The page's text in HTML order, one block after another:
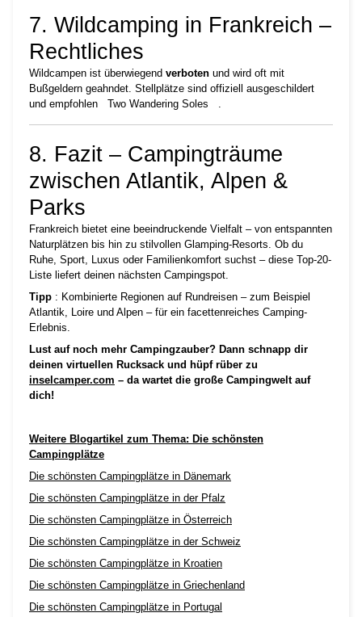
7. Wildcamping in Frankreich –
Rechtliches
Wildcampen ist überwiegend verboten und wird oft mit
Bußgeldern geahndet. Stellplätze sind offiziell ausgeschildert
und empfohlen
Two Wandering Soles
8. Fazit – Campingträume
zwischen Atlantik, Alpen &
Parks
Frankreich bietet eine beeindruckende Vielfalt – von entspannten
Naturplätzen bis hin zu stilvollen Glamping-Resorts. Ob du
Ruhe, Sport, Luxus oder Familienkomfort suchst – diese Top-20-
Liste liefert deinen nächsten Campingspot.
Tipp : Kombinierte Regionen auf Rundreisen – zum Beispiel
Atlantik, Loire und Alpen – für ein facettenreiches Camping-
Erlebnis.
Lust auf noch mehr Campingzauber? Dann schnapp dir
deinen virtuellen Rucksack und hüpf rüber zu
inselcamper.com – da wartet die große Campingwelt auf
dich!
Weitere Blogartikel zum Thema: Die schönsten
Campingplätze
Die schönsten Campingplätze in Dänemark
Die schönsten Campingplätze in der Pfalz
Die schönsten Campingplätze in Österreich
Die schönsten Campingplätze in der Schweiz
Die schönsten Campingplätze in Kroatien
Die schönsten Campingplätze in Griechenland
Die schönsten Campingplätze in Portugal